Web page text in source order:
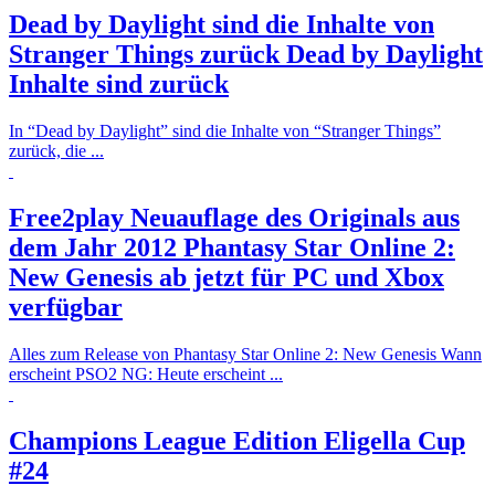
Dead by Daylight sind die Inhalte von
Stranger Things zurückDead by Daylight
Inhalte sind zurück
In “Dead by Daylight” sind die Inhalte von “Stranger Things”
zurück, die ...
Free2play Neuauflage des Originals aus
dem Jahr 2012 Phantasy Star Online 2:
New Genesis ab jetzt für PC und Xbox
verfügbar
Alles zum Release von Phantasy Star Online 2: New Genesis Wann
erscheint PSO2 NG: Heute erscheint ...
Champions League Edition Eligella Cup
#24